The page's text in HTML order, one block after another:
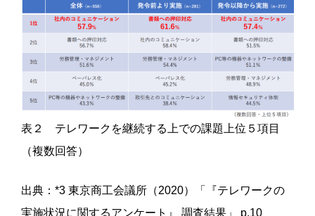
表２ テレワークを継続する上での課題上位５項目
（複数回答）
出典：*3 東京商工会議所（2020）「『テレワークの
実施状況に関するアンケート』 調査結果」 p.10